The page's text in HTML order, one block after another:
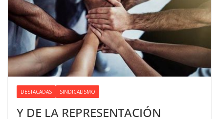
DESTACADAS SINDICALISMO
Y DE LA REPRESENTACIÓN